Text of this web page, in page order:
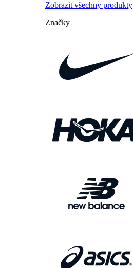
Zobrazit všechny produkty
Značky